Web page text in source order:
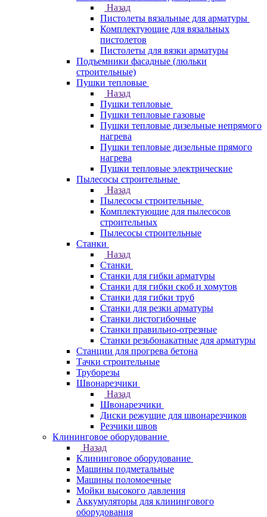
Назад
Пистолеты вязальные для арматуры
Комплектующие для вязальных
пистолетов
Пистолеты для вязки арматуры
Подъемники фасадные (люльки
строительные)
Пушки тепловые
Назад
Пушки тепловые
Пушки тепловые газовые
Пушки тепловые дизельные непрямого
нагрева
Пушки тепловые дизельные прямого
нагрева
Пушки тепловые электрические
Пылесосы строительные
Назад
Пылесосы строительные
Комплектующие для пылесосов
строительных
Пылесосы строительные
Станки
Назад
Станки
Станки для гибки арматуры
Станки для гибки скоб и хомутов
Станки для гибки труб
Станки для резки арматуры
Станки листогибочные
Станки правильно-отрезные
Станки резьбонакатные для арматуры
Станции для прогрева бетона
Тачки строительные
Труборезы
Швонарезчики
Назад
Швонарезчики
Диски режущие для швонарезчиков
Резчики швов
Клининговое оборудование
Назад
Клининговое оборудование
Машины подметальные
Машины поломоечные
Мойки высокого давления
Аккумуляторы для клинингового
оборудования